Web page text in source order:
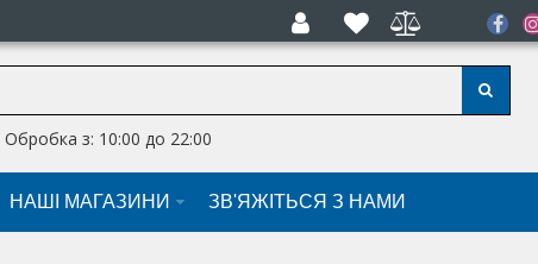
Обробка з: 10:00 до 22:00
НАШI МАГАЗИНИ ЗВ'ЯЖІТЬСЯ З НАМИ